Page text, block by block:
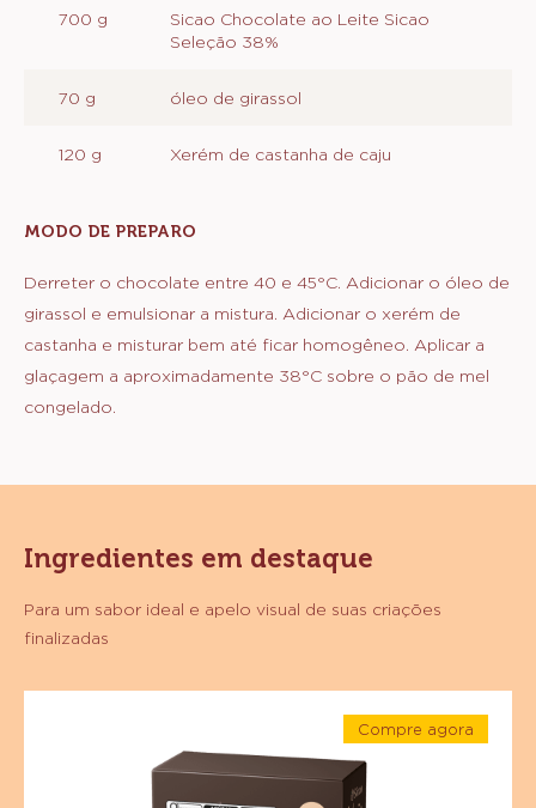
700 g
Sicao Chocolate ao Leite Sicao
Seleção 38%
70 g óleo de girassol
120 g Xerém de castanha de caju
MODO DE PREPARO
CROCANTE
Derreter o chocolate entre 40 e 45°C. Adicionar o óleo de
girassol e emulsionar a mistura. Adicionar o xerém de
castanha e misturar bem até ficar homogêneo. Aplicar a
glaçagem a aproximadamente 38°C sobre o pão de mel
congelado.
Ingredientes em destaque
Para um sabor ideal e apelo visual de suas criações
finalizadas
Compre agora
-